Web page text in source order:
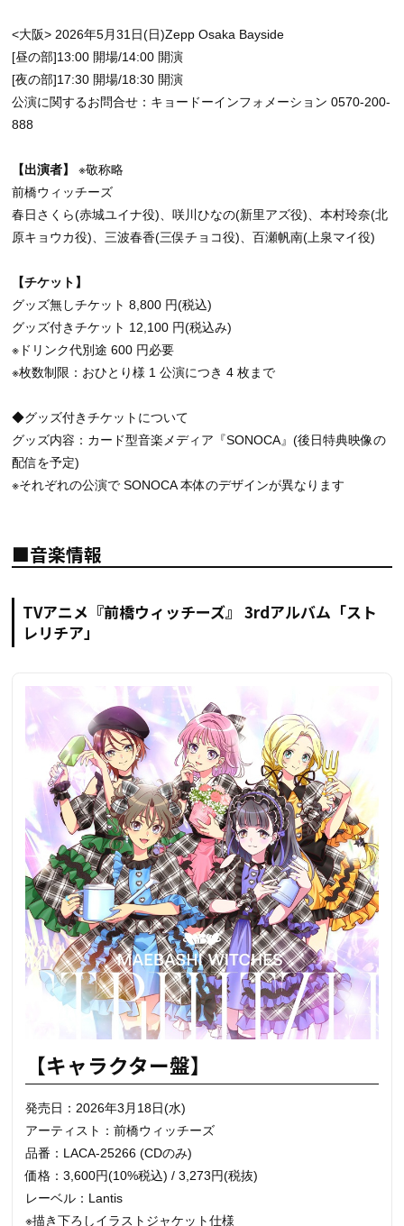
<大阪> 2026年5月31日(日)Zepp Osaka Bayside
[昼の部]13:00 開場/14:00 開演
[夜の部]17:30 開場/18:30 開演
公演に関するお問合せ：キョードーインフォメーション 0570-200-
888
【出演者】
※敬称略
前橋ウィッチーズ
春日さくら(赤城ユイナ役)、咲川ひなの(新里アズ役)、本村玲奈(北
原キョウカ役)、三波春香(三俣チョコ役)、百瀬帆南(上泉マイ役)
【チケット】
グッズ無しチケット 8,800 円(税込)
グッズ付きチケット 12,100 円(税込み)
※ドリンク代別途 600 円必要
※枚数制限：おひとり様 1 公演につき 4 枚まで
◆グッズ付きチケットについて
グッズ内容：カード型音楽メディア『SONOCA』(後日特典映像の
配信を予定)
※それぞれの公演で SONOCA 本体のデザインが異なります
■音楽情報
TVアニメ『前橋ウィッチーズ』 3rdアルバム「スト
レリチア」
【キャラクター盤】
発売日：2026年3月18日(水)
アーティスト：前橋ウィッチーズ
品番：LACA-25266 (CDのみ)
価格：3,600円(10%税込) / 3,273円(税抜)
レーベル：Lantis
※描き下ろしイラストジャケット仕様